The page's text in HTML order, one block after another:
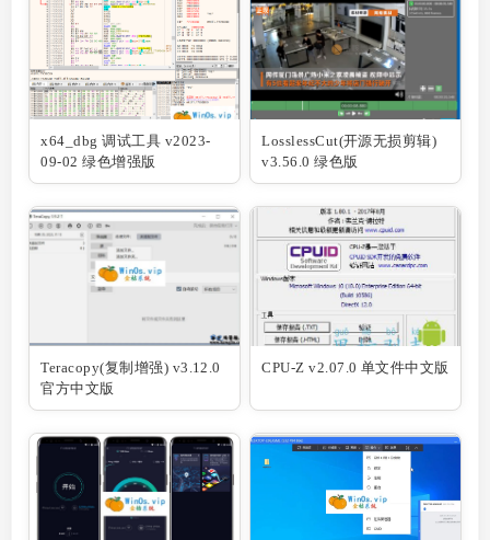
x64_dbg 调试工具 v2023-
09-02 绿色增强版
LosslessCut(开源无损剪辑)
v3.56.0 绿色版
Teracopy(复制增强) v3.12.0
官方中文版
CPU-Z v2.07.0 单文件中文版